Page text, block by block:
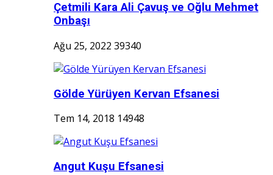
Çetmili Kara Ali Çavuş ve Oğlu Mehmet
Onbaşı
Ağu 25, 2022 39340
Gölde Yürüyen Kervan Efsanesi
Tem 14, 2018 14948
Angut Kuşu Efsanesi